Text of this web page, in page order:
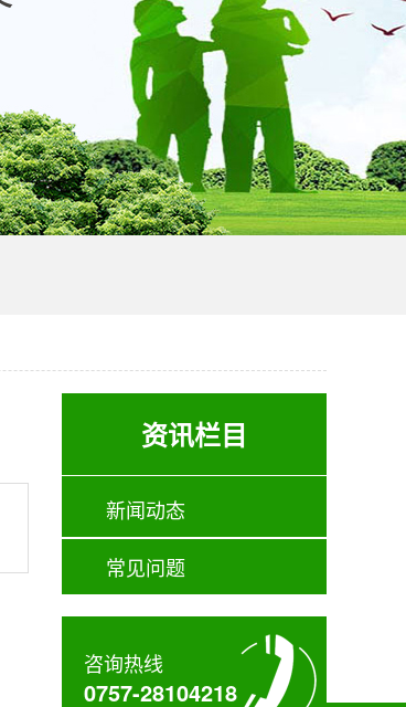
资讯栏目
新闻动态
常见问题
咨询热线
0757-28104218